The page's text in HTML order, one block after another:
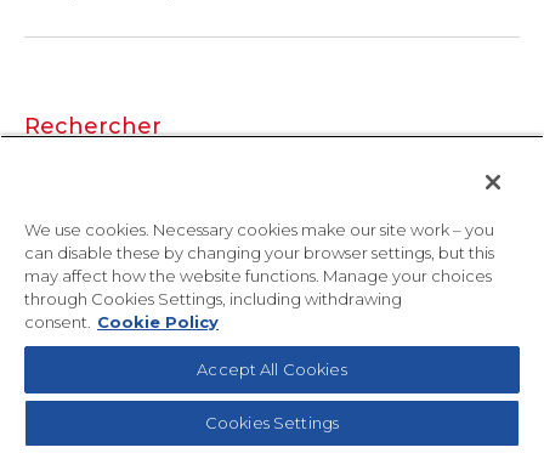
Rechercher
Recent Posts
La vitesse de chargement d’un site compte :
optimiser la conception pour des délais plus
courts
Une typographie et des couleurs audacieuses
pour votre site web : comment les conceptions
modernes inspirent confiance
We use cookies. Necessary cookies make our site work – you
can disable these by changing your browser settings, but this
may affect how the website functions. Manage your choices
through Cookies Settings, including withdrawing
consent.
Cookie Policy
Accept All Cookies
Cookies Settings